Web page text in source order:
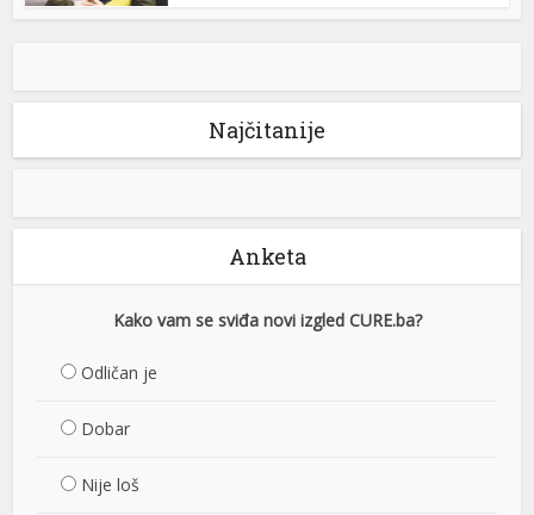
Najčitanije
Anketa
Kako vam se sviđa novi izgled CURE.ba?
Odličan je
Dobar
Nije loš